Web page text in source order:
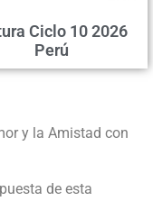
Ciclo 10 2026
Perú
y la Amistad con
de esta